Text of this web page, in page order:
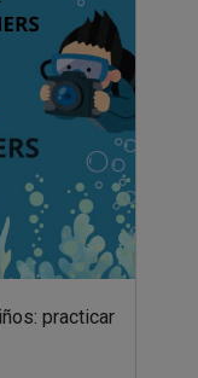
practicar